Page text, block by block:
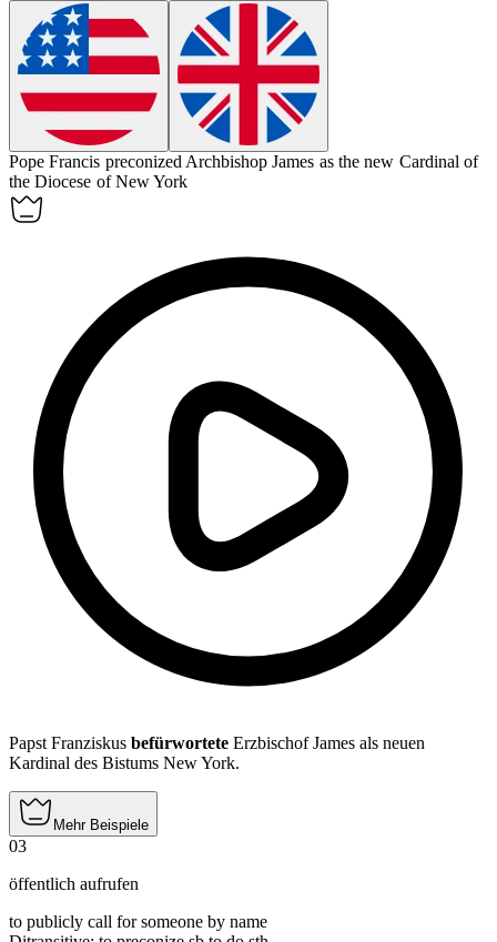
Pope Francis preconized Archbishop James as the new Cardinal of
the Diocese of New York
Papst Franziskus befürwortete Erzbischof James als neuen
Kardinal des Bistums New York.
Mehr Beispiele
03
öffentlich aufrufen
to publicly call for someone by name